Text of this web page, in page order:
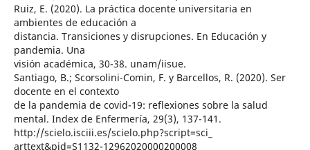
Ruiz, E. (2020). La práctica docente universitaria en
ambientes de educación a
distancia. Transiciones y disrupciones. En Educación y
pandemia. Una
visión académica, 30-38. unam/iisue.
Santiago, B.; Scorsolini-Comin, F. y Barcellos, R. (2020). Ser
docente en el contexto
de la pandemia de covid-19: reflexiones sobre la salud
mental. Index de Enfermería, 29(3), 137-141.
http://scielo.isciii.es/scielo.php?script=sci_
arttext&pid=S1132-12962020000200008